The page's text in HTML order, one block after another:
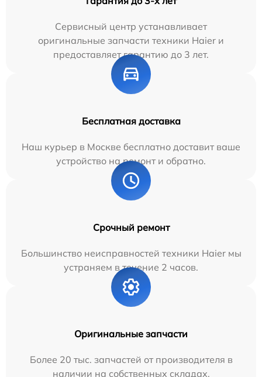
Сервисный центр устанавливает
оригинальные запчасти техники Haier и
предоставляет гарантию до 3 лет.
Бесплатная доставка
Наш курьер в Москве бесплатно доставит ваше
устройство на ремонт и обратно.
Срочный ремонт
Большинство неисправностей техники Haier мы
устраняем в течение 2 часов.
Оригинальные запчасти
Более 20 тыс. запчастей от производителя в
наличии на собственных складах.